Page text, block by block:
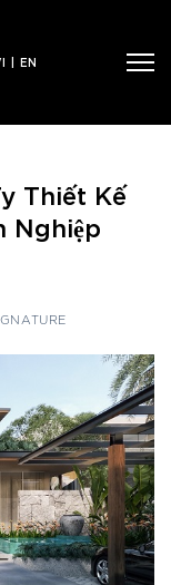
| EN
Thiết Kế
Nghiệp